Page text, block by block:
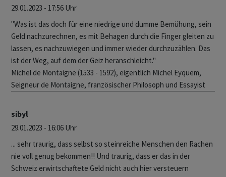
29.01.2023 - 17:56 Uhr
"Was ist das doch für eine niedrige und dumme Bemühung, sein
Geld nachzurechnen, es mit Behagen durch die Finger gleiten zu
lassen, es nachzuwiegen und immer wieder durchzuzählen. Das
ist der Weg, auf dem der Geiz heranschleicht."
Michel de Montaigne (1533 - 1592), eigentlich Michel Eyquem,
Seigneur de Montaigne, französischer Philosoph und Essayist
sibyl
29.01.2023 - 16:06 Uhr
... sehr traurig, dass selbst so steinreiche Menschen den Rachen
nie voll genug bekommen!! Und traurig, dass er das in der
Schweiz erwirtschaftete Geld nicht auch hier versteuern